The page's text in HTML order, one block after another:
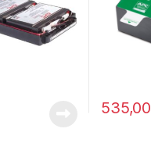
535,00